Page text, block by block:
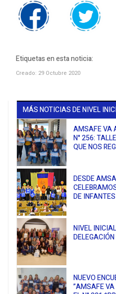
Etiquetas en esta noticia:
Creado: 29 Octubre 2020
MÁS NOTICIAS DE NIVEL
AMSAFE VA
N° 256:
QUE NOS
​​​​​​​DESDE
DE INFANTES
NIVEL
NUEVO
”AMSAFE